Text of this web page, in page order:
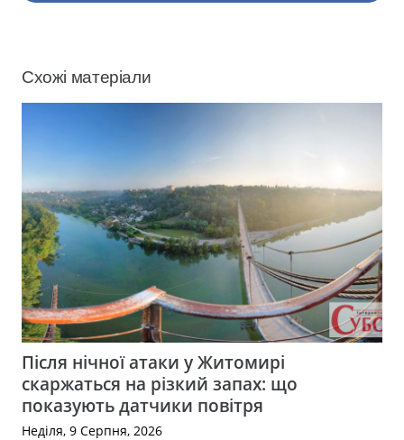
Схожі матеріали
Після нічної атаки у Житомирі
скаржаться на різкий запах: що
показують датчики повітря
Неділя, 9 Серпня, 2026